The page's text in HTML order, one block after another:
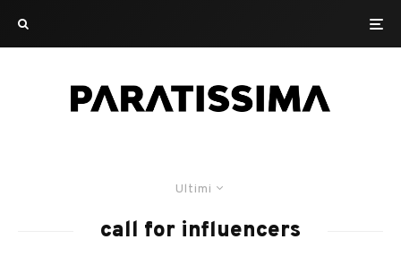
Ultimi
call for influencers